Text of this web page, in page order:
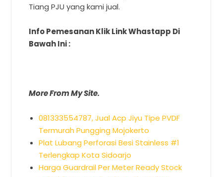
Tiang PJU yang kami jual.
Info Pemesanan Klik Link Whastapp Di
Bawah Ini :
More From My Site.
081333554787, Jual Acp Jiyu Tipe PVDF
Termurah Pungging Mojokerto
Plat Lubang Perforasi Besi Stainless #1
Terlengkap Kota Sidoarjo
Harga Guardrail Per Meter Ready Stock